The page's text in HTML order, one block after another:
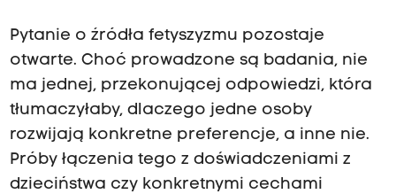
Pytanie o źródła fetyszyzmu pozostaje
otwarte. Choć prowadzone są badania, nie
ma jednej, przekonującej odpowiedzi, która
tłumaczyłaby, dlaczego jedne osoby
rozwijają konkretne preferencje, a inne nie.
Próby łączenia tego z doświadczeniami z
dzieciństwa czy konkretnymi cechami